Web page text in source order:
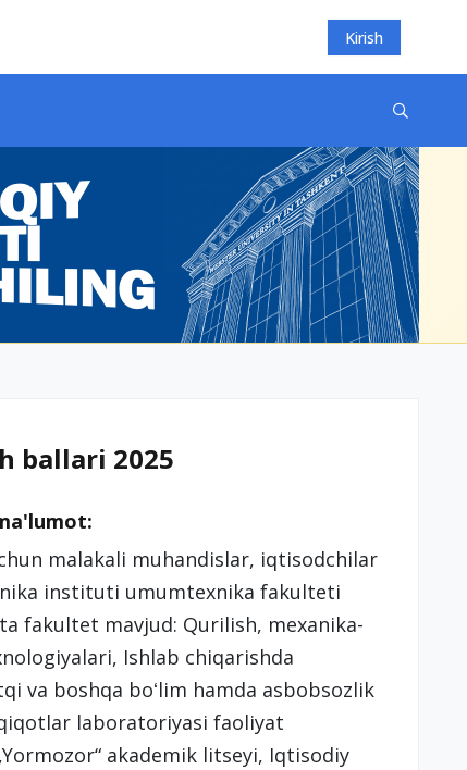
Kirish
ballari 2025
malakali muhandislar, iqtisodchilar
instituti umumtexnika fakulteti
fakultet mavjud: Qurilish, mexanika-
Ishlab chiqarishda
va boshqa boʻlim hamda asbobsozlik
laboratoriyasi faoliyat
akademik litseyi, Iqtisodiy